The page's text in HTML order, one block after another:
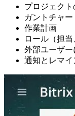
プロジェク
ガントチャー
作業計画
ロール（担当
外部ユーザ
通知とレマイ